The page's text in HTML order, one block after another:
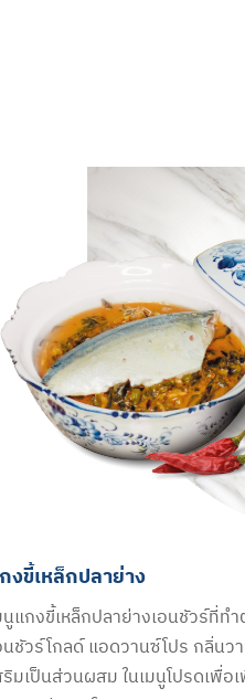
งขี้เหล็กปลาย่าง
นูแกงขี้เหล็กปลาย่างเอนชัวร์ที่ท
นชัวร์โกลด์ แอดวานซ์โปร กลิ่นว
ริมเป็นส่วนผสม ในเมนูโปรดเพื่